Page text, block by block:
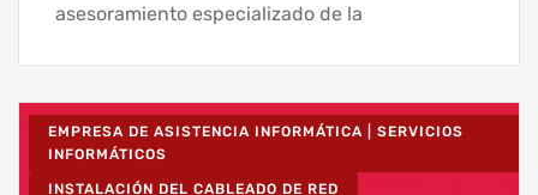
asesoramiento especializado de la
EMPRESA DE ASISTENCIA INFORMÁTICA | SERVICIOS
INFORMÁTICOS
INSTALACIÓN DEL CABLEADO DE RED